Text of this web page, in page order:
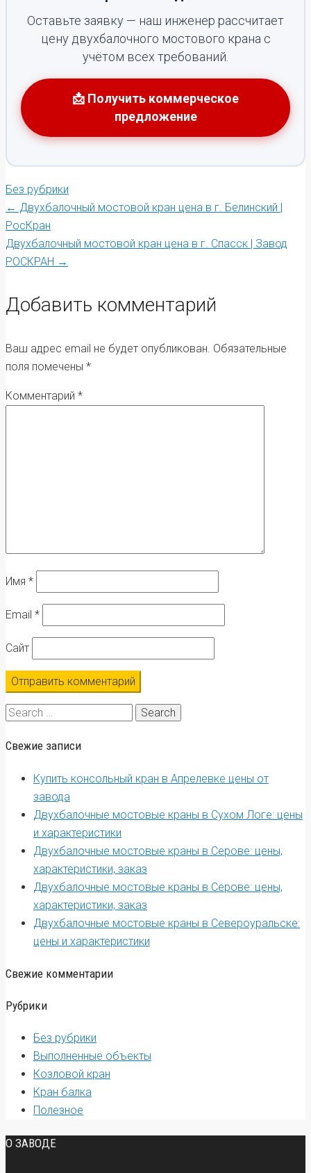
Оставьте заявку — наш инженер рассчитает
цену двухбалочного мостового крана с
учётом всех требований.
📩 Получить коммерческое
предложение
Без рубрики
Post
navigation
← Двухбалочный мостовой кран цена в г. Белинский |
РосКран
Двухбалочный мостовой кран цена в г. Спасск | Завод
РОСКРАН →
Добавить комментарий
Ваш адрес email не будет опубликован. Обязательные
поля помечены *
Комментарий *
Имя *
Email *
Сайт
Search
Свежие записи
Купить консольный кран в Апрелевке цены от
завода
Двухбалочные мостовые краны в Сухом Логе: цены
и характеристики
Двухбалочные мостовые краны в Серове: цены,
характеристики, заказ
Двухбалочные мостовые краны в Серове: цены,
характеристики, заказ
Двухбалочные мостовые краны в Североуральске:
цены и характеристики
Свежие комментарии
Рубрики
Без рубрики
Выполненные объекты
Козловой кран
Кран балка
Полезное
О ЗАВОДЕ